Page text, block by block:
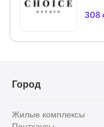
308
Город
Жилые комплексы